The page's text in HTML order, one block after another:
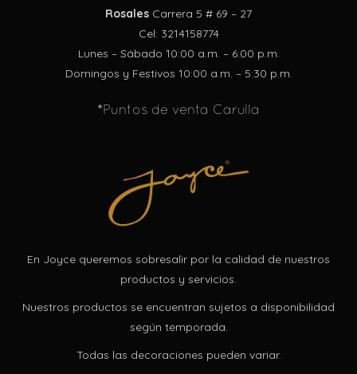
Rosales Carrera 5 # 69 – 27
Cel: 3214158774
Lunes – Sábado 10:00 a.m. – 6:00 p.m.
Domingos y Festivos 10:00 a.m. – 5:30 p.m.
*Puntos de venta Carulla
En Joyce queremos sobresalir por la calidad de nuestros
productos y servicios.
Nuestros productos se encuentran sujetos a disponibilidad
según temporada.
Todas las decoraciones pueden variar.